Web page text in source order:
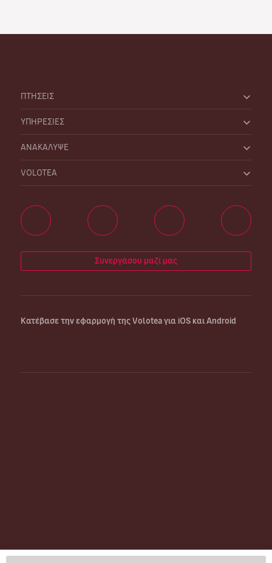
ΠΤΗΣΕΙΣ
ΥΠΗΡΕΣΙΕΣ
ΑΝΑΚΑΛΥΨΕ
VOLOTEA
Συνεργάσου μαζί μας
Κατέβασε την εφαρμογή της Volotea για iOS και Android